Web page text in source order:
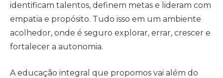
identificam talentos, definem metas e lideram com
empatia e propósito. Tudo isso em um ambiente
acolhedor, onde é seguro explorar, errar, crescer e
fortalecer a autonomia.
A educação integral que propomos vai além do